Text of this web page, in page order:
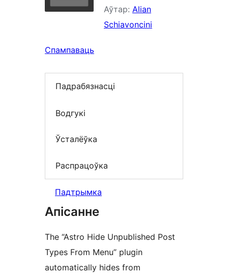
Аўтар: Alian
Schiavoncini
Спампаваць
Падрабязнасці
Водгукі
Ўсталёўка
Распрацоўка
Падтрымка
Апісанне
The “Astro Hide Unpublished Post
Types From Menu” plugin
automatically hides from